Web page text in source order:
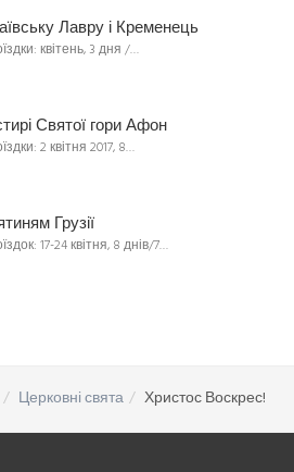
Лавру і Кременець
квітень, 3 дня /…
Святої гори Афон
2 квітня 2017, 8…
Грузії
17-24 квітня, 8 днів/7…
Церковні свята Христос Воскрес!